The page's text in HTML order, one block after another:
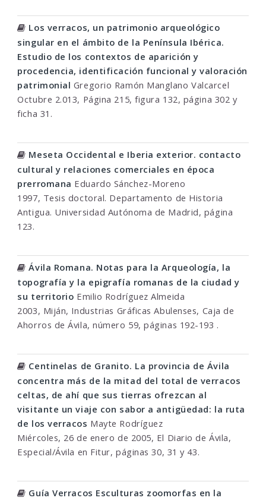
Los verracos, un patrimonio arqueológico
singular en el ámbito de la Península Ibérica.
Estudio de los contextos de aparición y
procedencia, identificación funcional y valoración
patrimonial Gregorio Ramón Manglano Valcarcel
Octubre 2.013, Página 215, figura 132, página 302 y
ficha 31.
Meseta Occidental e Iberia exterior. contacto
cultural y relaciones comerciales en época
prerromana Eduardo Sánchez-Moreno
1997, Tesis doctoral. Departamento de Historia
Antigua. Universidad Autónoma de Madrid, página
123.
Ávila Romana. Notas para la Arqueología, la
topografía y la epigrafía romanas de la ciudad y
su territorio Emilio Rodríguez Almeida
2003, Miján, Industrias Gráficas Abulenses, Caja de
Ahorros de Ávila, número 59, páginas 192-193 .
Centinelas de Granito. La provincia de Ávila
concentra más de la mitad del total de verracos
celtas, de ahí que sus tierras ofrezcan al
visitante un viaje con sabor a antigüedad: la ruta
de los verracos Mayte Rodríguez
Miércoles, 26 de enero de 2005, El Diario de Ávila,
Especial/Ávila en Fitur, páginas 30, 31 y 43.
Guía Verracos Esculturas zoomorfas en la